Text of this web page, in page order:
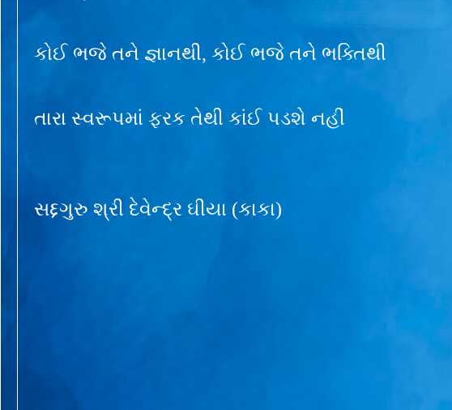
કોઈ ભજે તને જ્ઞાનથી, કોઈ ભજે તને ભક્તિથી
તારા સ્વરૂપમાં ફરક તેથી કાંઈ પડશે નહીં
સદ્દગુરુ શ્રી દેવેન્દ્ર ઘીયા (કાકા)